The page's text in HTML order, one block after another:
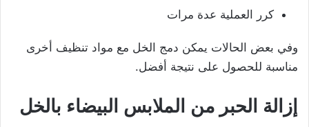
كرر العملية عدة مرات
وفي بعض الحالات يمكن دمج الخل مع مواد تنظيف أخرى
مناسبة للحصول على نتيجة أفضل.
إزالة الحبر من الملابس البيضاء بالخل